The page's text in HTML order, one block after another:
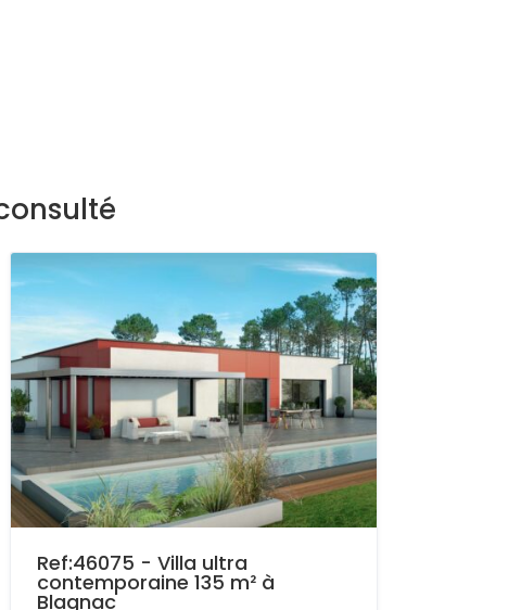
Ref:46075 - Villa ultra
contemporaine 135 m² à
Blagnac